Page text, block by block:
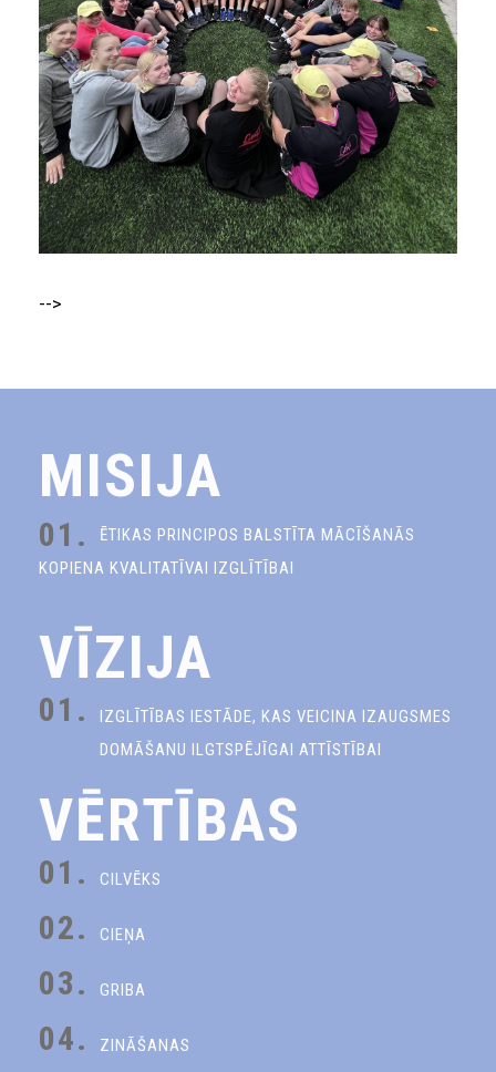
-->
MISIJA
01.
ĒTIKAS PRINCIPOS BALSTĪTA MĀCĪŠANĀS
KOPIENA KVALITATĪVAI IZGLĪTĪBAI
VĪZIJA
01.
IZGLĪTĪBAS IESTĀDE, KAS VEICINA IZAUGSMES
DOMĀŠANU ILGTSPĒJĪGAI ATTĪSTĪBAI
VĒRTĪBAS
01. CILVĒKS
02. CIEŅA
03. GRIBA
04. ZINĀŠANAS